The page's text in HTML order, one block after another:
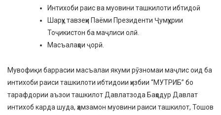
Интихоби раис ва муовини ташкилоти ибтидоӣ
Шарҳу тавзеҳи Паёми Президенти Ҷумҳурии
Тоҷикистон ба маҷлиси олӣ.
Масъалаҳои ҷорӣ.
Мувофиқи баррасии масъалаи якуми рӯзномаи маҷлис оид ба
интихоби раиси ташкилоти ибтидоии ҳизбии “МУТРИБ” бо
тарафдории аъзои ташкилот Давлатзода Баҳодур Давлат
интихоб карда шуда, ҳамзамон муовини раиси ташкилот, Тошов